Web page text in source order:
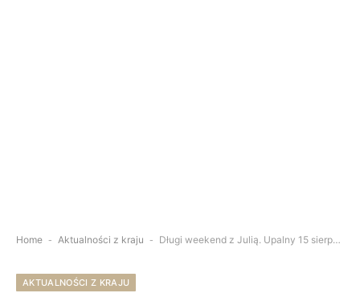
Home - Aktualności z kraju - Długi weekend z Julią. Upalny 15 sierpnia to zakaz handlu i historyczna defilada!
AKTUALNOŚCI Z KRAJU